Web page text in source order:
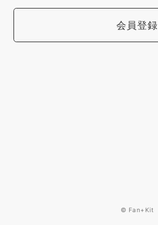
会員登録
© Fan+Kit